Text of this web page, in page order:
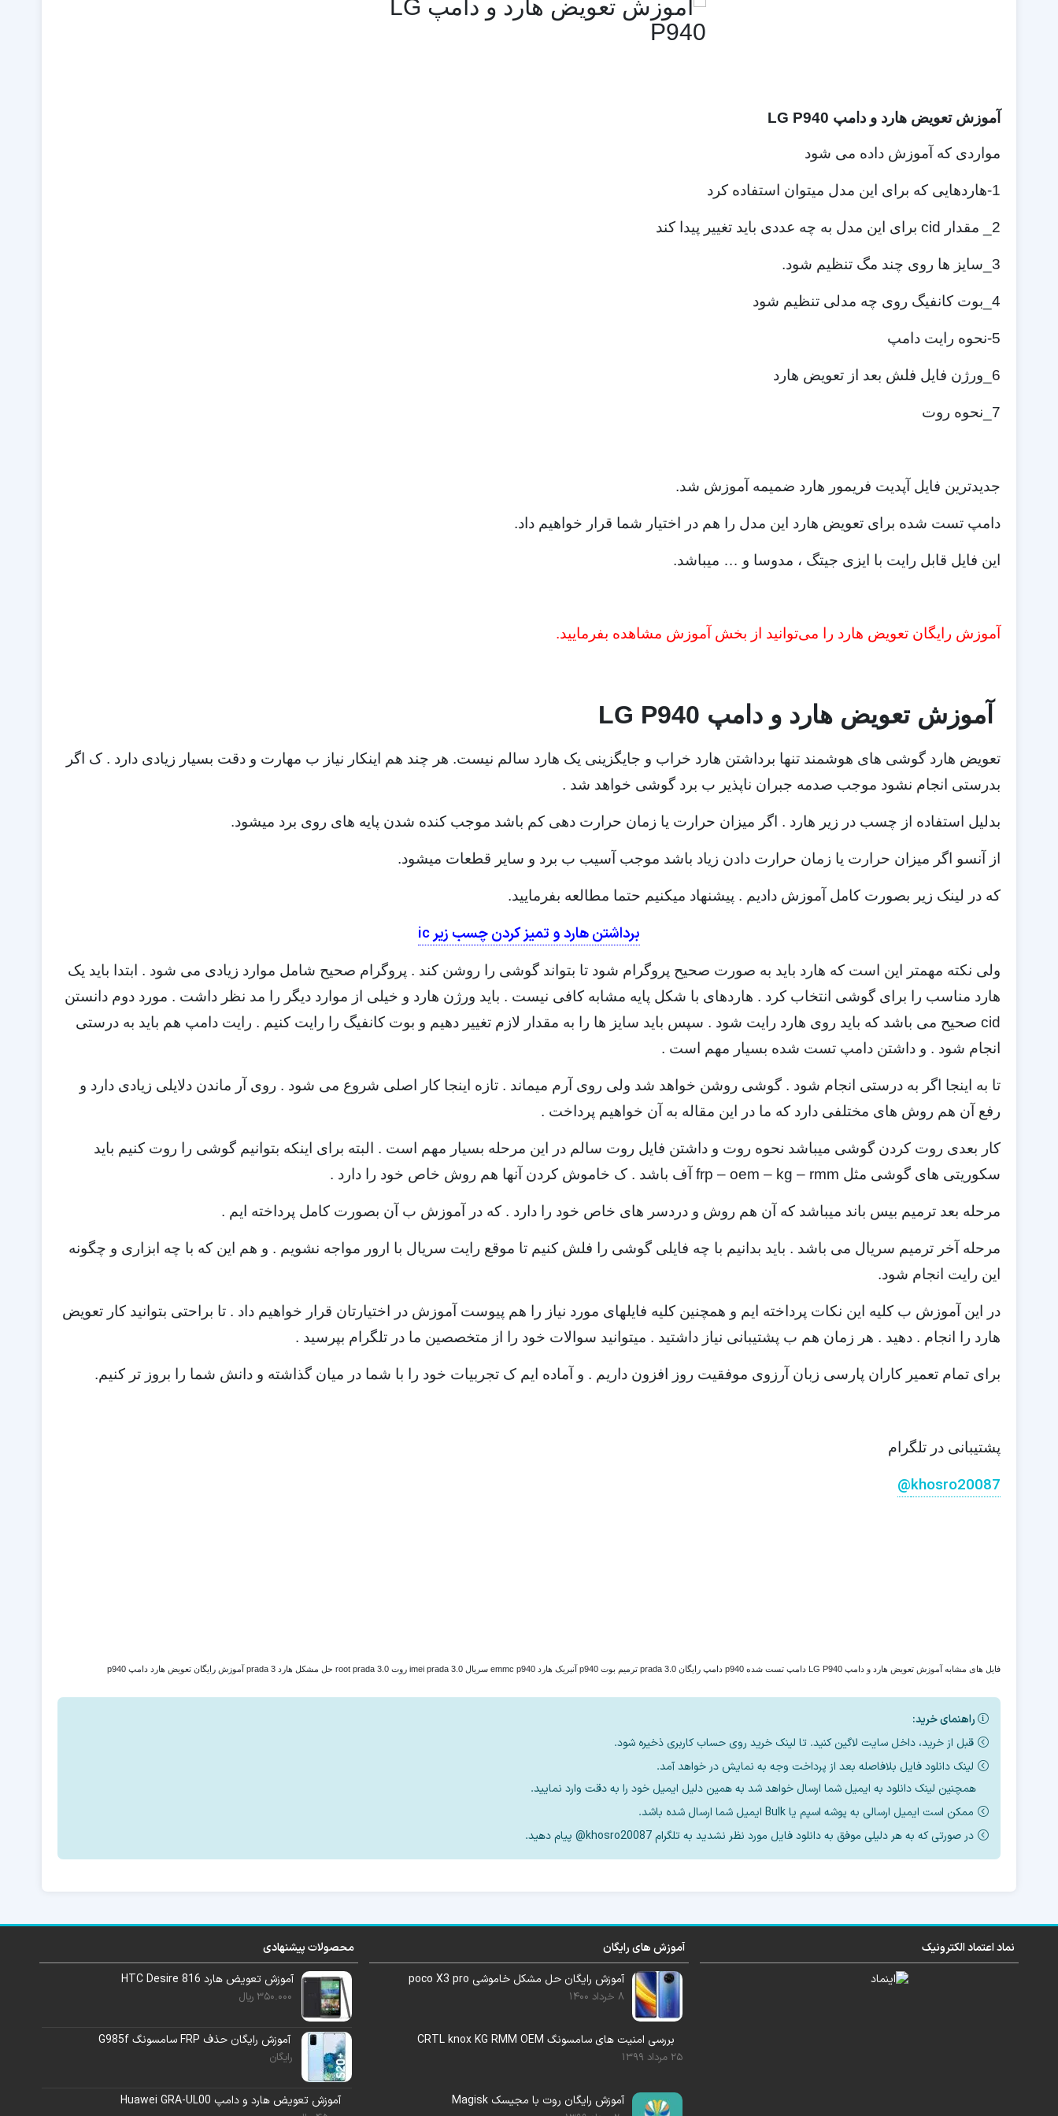
آموزش تعویض هارد و دامپ LG P940
مواردی که آموزش داده می شود
1-هاردهایی که برای این مدل میتوان استفاده کرد
2_ مقدار cid برای این مدل به چه عددی باید تغییر پیدا کند
3_سایز ها روی چند مگ تنظیم شود.
4_بوت کانفیگ روی چه مدلی تنظیم شود
5-نحوه رایت دامپ
6_ورژن فایل فلش بعد از تعویض هارد
7_نحوه روت
جدیدترین فایل آپدیت فریمور هارد ضمیمه آموزش شد.
دامپ تست شده برای تعویض هارد این مدل را هم در اختیار شما قرار خواهیم داد.
این فایل قابل رایت با ایزی جیتگ ، مدوسا و … میباشد.
آموزش رایگان تعویض هارد را می‌توانید از بخش آموزش مشاهده بفرمایید.
آموزش تعویض هارد و دامپ LG P940
تعویض هارد گوشی های هوشمند تنها برداشتن هارد خراب و جایگزینی یک هارد سالم نیست. هر چند هم اینکار نیاز ب مهارت و دقت بسیار زیادی دارد . ک اگر
بدرستی انجام نشود موجب صدمه جبران ناپذیر ب برد گوشی خواهد شد .
بدلیل استفاده از چسب در زیر هارد . اگر میزان حرارت یا زمان حرارت دهی کم باشد موجب کنده شدن پایه های روی برد میشود.
از آنسو اگر میزان حرارت یا زمان حرارت دادن زیاد باشد موجب آسیب ب برد و سایر قطعات میشود.
که در لینک زیر بصورت کامل آموزش دادیم . پیشنهاد میکنیم حتما مطالعه بفرمایید.
برداشتن هارد و تمیز کردن چسب زیر ic
ولی نکته مهمتر این است که هارد باید به صورت صحیح پروگرام شود تا بتواند گوشی را روشن کند . پروگرام صحیح شامل موارد زیادی می شود . ابتدا باید یک
هارد مناسب را برای گوشی انتخاب کرد . هاردهای با شکل پایه مشابه کافی نیست . باید ورژن هارد و خیلی از موارد دیگر را مد نظر داشت . مورد دوم دانستن
cid صحیح می باشد که باید روی هارد رایت شود . سپس باید سایز ها را به مقدار لازم تغییر دهیم و بوت کانفیگ را رایت کنیم . رایت دامپ هم باید به درستی
انجام شود . و داشتن دامپ تست شده بسیار مهم است .
تا به اینجا اگر به درستی انجام شود . گوشی روشن خواهد شد ولی روی آرم میماند . تازه اینجا کار اصلی شروع می شود . روی آر ماندن دلایلی زیادی دارد و
رفع آن هم روش های مختلفی دارد که ما در این مقاله به آن خواهیم پرداخت .
کار بعدی روت کردن گوشی میباشد نحوه روت و داشتن فایل روت سالم در این مرحله بسیار مهم است . البته برای اینکه بتوانیم گوشی را روت کنیم باید
سکوریتی های گوشی مثل frp – oem – kg – rmm آف باشد . ک خاموش کردن آنها هم روش خاص خود را دارد .
مرحله بعد ترمیم بیس باند میباشد که آن هم روش و دردسر های خاص خود را دارد . که در آموزش ب آن بصورت کامل پرداخته ایم .
مرحله آخر ترمیم سریال می باشد . باید بدانیم با چه فایلی گوشی را فلش کنیم تا موقع رایت سریال با ارور مواجه نشویم . و هم این که با چه ابزاری و چگونه
این رایت انجام شود.
در این آموزش ب کلیه این نکات پرداخته ایم و همچنین کلیه فایلهای مورد نیاز را هم پیوست آموزش در اختیارتان قرار خواهیم داد . تا براحتی بتوانید کار تعویض
هارد را انجام . دهید . هر زمان هم ب پشتیبانی نیاز داشتید . میتوانید سوالات خود را از متخصصین ما در تلگرام بپرسید .
برای تمام تعمیر کاران پارسی زبان آرزوی موفقیت روز افزون داریم . و آماده ایم ک تجربیات خود را با شما در میان گذاشته و دانش شما را بروز تر کنیم.
پشتیبانی در تلگرام
khosro20087@
فایل های مشابه آموزش تعویض هارد و دامپ LG P940 دامپ تست شده p940 دامپ رایگان prada 3.0 ترمیم بوت p940 آنبریک هارد emmc p940 سریال imei prada 3.0 روت root prada 3.0 حل مشکل هارد prada 3 آموزش رایگان تعویض هارد دامپ p940
راهنمای خرید:
قبل از خرید، داخل سایت لاگین کنید. تا لینک خرید روی حساب کاربری ذخیره شود.
لینک دانلود فایل بلافاصله بعد از پرداخت وجه به نمایش در خواهد آمد.
همچنین لینک دانلود به ایمیل شما ارسال خواهد شد به همین دلیل ایمیل خود را به دقت وارد نمایید.
ممکن است ایمیل ارسالی به پوشه اسپم یا Bulk ایمیل شما ارسال شده باشد.
در صورتی که به هر دلیلی موفق به دانلود فایل مورد نظر نشدید به تلگرام khosro20087@ پیام دهید.
نماد اعتماد الکترونیک
آموزش های رایگان
آموزش رایگان حل مشکل خاموشی poco X3 pro
8 خرداد 1400
بررسی امنیت های سامسونگ CRTL knox KG RMM OEM
25 مرداد 1399
آموزش رایگان روت با مجیسک Magisk
محصولات پیشنهادی
آموزش تعویض هارد HTC Desire 816
350.000 ریال
آموزش رایگان حذف FRP سامسونگ G985f
رایگان
آموزش تعویض هارد و دامپ Huawei GRA-UL00